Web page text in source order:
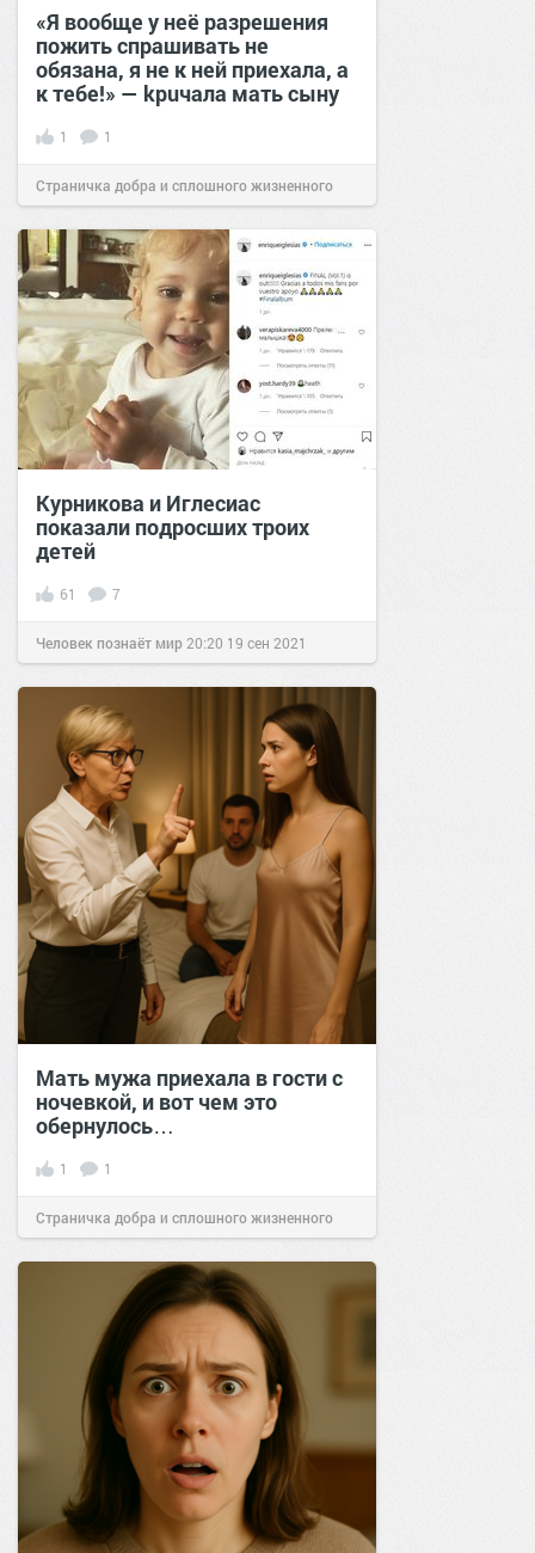
«Я вообще у неё разрешения
пожить спрашивать не
обязана, я не к ней приехала, а
к тебе!» — kрuчала мать сыну
1 1
Страничка добра и сплошного жизненного
позитива!17:4003 фев 2025
Курникова и Иглесиас
показали подросших троих
детей
61 7
Человек познаёт мир 20:20 19 сен 2021
Мать мужа приехала в гости с
ночевкой, и вот чем это
обернулось…
1 1
Страничка добра и сплошного жизненного
позитива!15:0010 сен 2025